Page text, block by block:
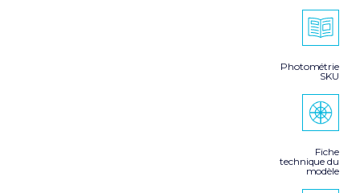
Photométrie
SKU
Fiche
technique du
modèle